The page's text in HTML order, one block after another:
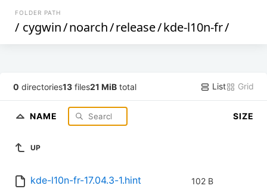
FOLDER PATH
/ cygwin/noarch/release/kde-l10n-fr/
0 directories13 files21 MiB total List Grid
NAME SIZE
UP
kde-l10n-fr-17.04.3-1.hint 102 B